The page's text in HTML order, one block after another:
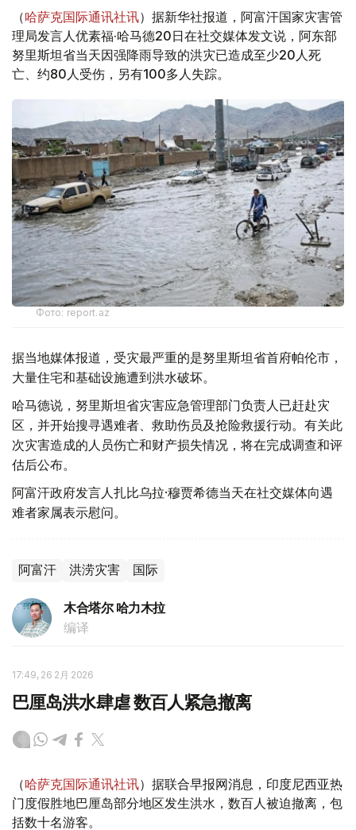
（哈萨克国际通讯社讯）据新华社报道，阿富汗国家灾害管
理局发言人优素福·哈马德20日在社交媒体发文说，阿东部
努里斯坦省当天因强降雨导致的洪灾已造成至少20人死
亡、约80人受伤，另有100多人失踪。
Фото: report.az
据当地媒体报道，受灾最严重的是努里斯坦省首府帕伦市，
大量住宅和基础设施遭到洪水破坏。
哈马德说，努里斯坦省灾害应急管理部门负责人已赶赴灾
区，并开始搜寻遇难者、救助伤员及抢险救援行动。有关此
次灾害造成的人员伤亡和财产损失情况，将在完成调查和评
估后公布。
阿富汗政府发言人扎比乌拉·穆贾希德当天在社交媒体向遇
难者家属表示慰问。
阿富汗 洪涝灾害 国际
木合塔尔 哈力木拉
编译
17:49, 26 2月 2026
巴厘岛洪水肆虐 数百人紧急撤离
（哈萨克国际通讯社讯）据联合早报网消息，印度尼西亚热
门度假胜地巴厘岛部分地区发生洪水，数百人被迫撤离，包
括数十名游客。